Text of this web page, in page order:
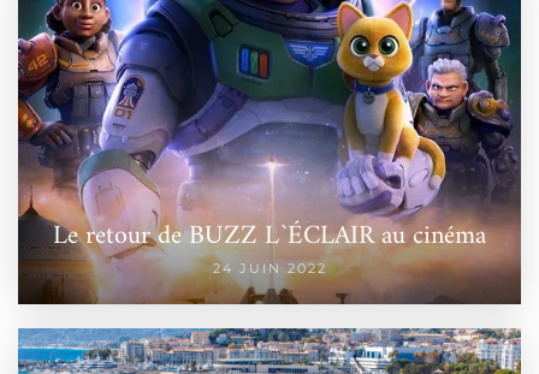
Le retour de BUZZ L`ÉCLAIR au cinéma
24 JUIN 2022